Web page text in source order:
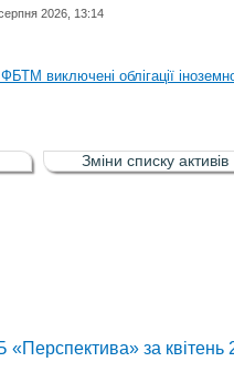
2026, 13:14
регульованого фондового
ФБТМ виключені облігації
РФР виключені Облігація
регульованого фондового ринку
Зміни списку активів
«Перспектива» за квітень